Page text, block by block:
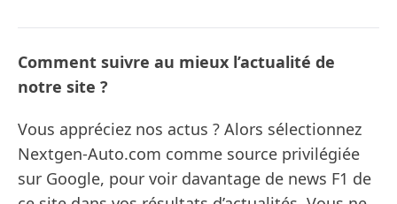
Comment suivre au mieux l’actualité de
notre site ?
Vous appréciez nos actus ? Alors sélectionnez
Nextgen-Auto.com comme source privilégiée
sur Google, pour voir davantage de news F1 de